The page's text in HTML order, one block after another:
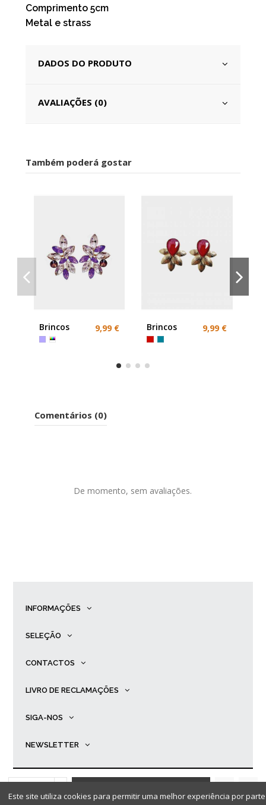
CARRINHO
Comprimento 5cm
Metal e strass
DADOS DO PRODUTO
AVALIAÇÕES (0)
Também poderá gostar
Brincos
Pedras
9,99 € Brincos 9,99 €
Comentários (0)
De momento, sem avaliações.
INFORMAÇÕES
SELEÇÃO
CONTACTOS
LIVRO DE RECLAMAÇÕES
SIGA-NOS
NEWSLETTER
© Primadona |Desenvolvido por Ping.
Este site utiliza cookies para permitir uma melhor experiência por